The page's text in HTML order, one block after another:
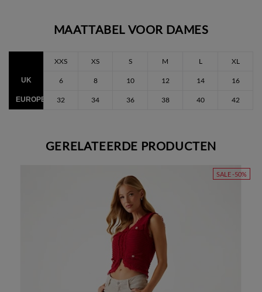
MAATTABEL VOOR DAMES
XXS XS S M L XL
UK 6 8 10 12 14 16
EUROPEES 32 34 36 38 40 42
GERELATEERDE PRODUCTEN
SALE -50%